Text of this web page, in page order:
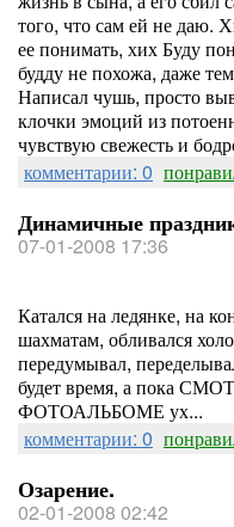
того, что сам ей не даю.
ее понимать, хих Буду
будду не похожа, даже
Написал чушь, просто
клочки эмоций из
чувствую свежесть и
комментарии: 0
Динамичные
07-01-2008 17:36
Катался на ледянке, на
шахматам, обливался
передумывал,
будет время, а пока
ФОТОАЛЬБОМЕ ух...
комментарии: 0
Озарение.
02-01-2008 02:42